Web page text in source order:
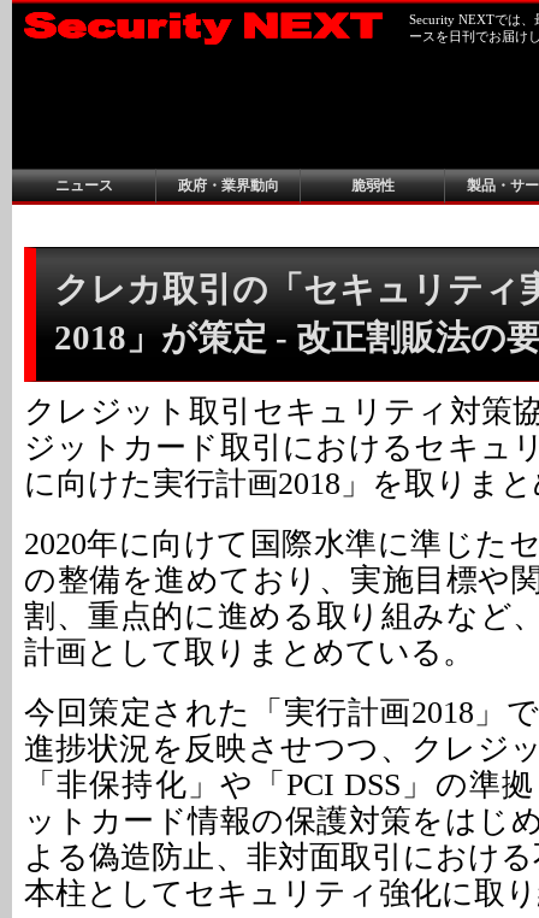
Security NEXTでは
ースを日刊でお届け
ニュース 政府・業界動向 脆弱性 製品・サ
クレカ取引の「セキュリティ
2018」が策定 - 改正割販法の
クレジット取引セキュリティ対策
ジットカード取引におけるセキュ
に向けた実行計画2018」を取りま
2020年に向けて国際水準に準じた
の整備を進めており、実施目標や
割、重点的に進める取り組みなど
計画として取りまとめている。
今回策定された「実行計画2018」
進捗状況を反映させつつ、クレジ
「非保持化」や「PCI DSS」の準
ットカード情報の保護対策をはじ
よる偽造防止、非対面取引におけ
本柱としてセキュリティ強化に取